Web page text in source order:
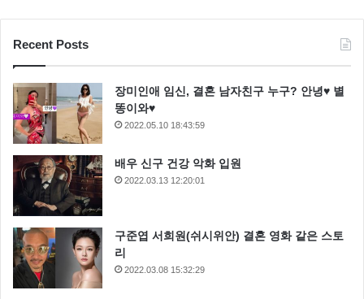
Recent Posts
장미인애 임신, 결혼 남자친구 누구? 안녕♥ 별
똥이와♥
2022.05.10 18:43:59
배우 신구 건강 악화 입원
2022.03.13 12:20:01
구준엽 서희원(쉬시위안) 결혼 영화 같은 스토
리
2022.03.08 15:32:29